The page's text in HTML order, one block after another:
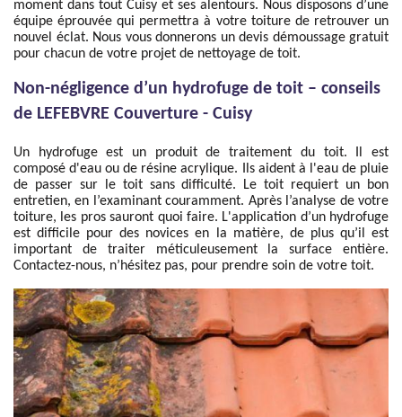
moment dans tout Cuisy et ses alentours. Nous disposons d’une
équipe éprouvée qui permettra à votre toiture de retrouver un
nouvel éclat. Nous vous donnerons un devis démoussage gratuit
pour chacun de votre projet de nettoyage de toit.
Non-négligence d’un hydrofuge de toit – conseils
de LEFEBVRE Couverture - Cuisy
Un hydrofuge est un produit de traitement du toit. Il est
composé d'eau ou de résine acrylique. Ils aident à l'eau de pluie
de passer sur le toit sans difficulté. Le toit requiert un bon
entretien, en l’examinant couramment. Après l’analyse de votre
toiture, les pros sauront quoi faire. L'application d’un hydrofuge
est difficile pour des novices en la matière, de plus qu’il est
important de traiter méticuleusement la surface entière.
Contactez-nous, n’hésitez pas, pour prendre soin de votre toit.